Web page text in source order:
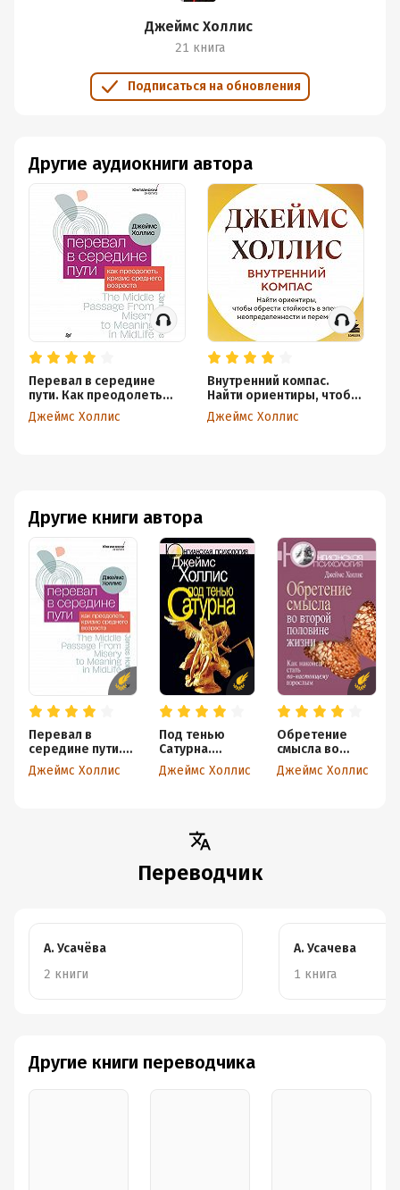
Джеймс Холлис
21 книга
Подписаться на обновления
Другие книги автора
Перевал в
середине пути.
Как преодолеть
кризис среднего
Джеймс Холлис
Под тенью
Сатурна.
Мужские
психические
Джеймс Холлис
Обретение
смысла во
второй
половине
Джеймс Холлис
Другие аудиокниги автора
Перевал в середине
пути. Как преодолеть
кризис среднего
возраста
Джеймс Холлис
Внутренний компас.
Найти ориентиры, чтобы
обрести стойкость в
эпоху неопределенности
Джеймс Холлис
Переводчик
А. Усачёва
2 книги
А. Усачева
1 книга
Другие книги переводчика